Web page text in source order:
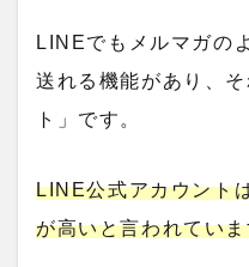
LINEでもメルマガの
送れる機能があり、そ
ト
」です。
LINE公式アカウント
が高いと言われてい